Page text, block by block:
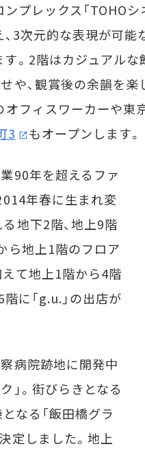
プレックス「TOHOシ
、3次元的な表現が可
。2階はカジュアル
や、観賞後の余韻を
オフィスワーカーや
3 もオープンします。
90年を超えるファ
年春に生まれ変
地下2階、地上9階
ら地上1階のフロア
えて地上1階から4階
階に「g.u.」の出店が
病院跡地に開発中
」。街びらきとなる
なる「飯田橋グラ
定しました。地上